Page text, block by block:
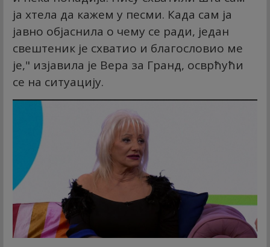
ја хтела да кажем у песми. Када сам ја
јавно објаснила о чему се ради, један
свештеник је схватио и благословио ме
је," изјавила је Вера за Гранд, осврћући
се на ситуацију.